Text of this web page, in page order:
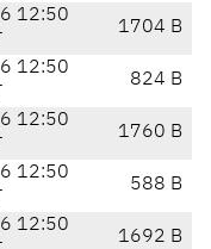
12:50
1704 B
12:50
824 B
12:50
1760 B
12:50
588 B
12:50
1692 B